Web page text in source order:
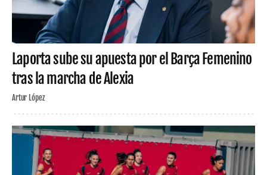
Laporta sube su apuesta por el Barça Femenino
tras la marcha de Alexia
Artur López